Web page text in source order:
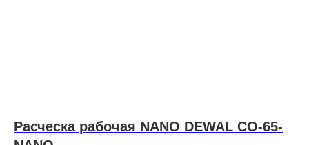
Расческа рабочая NANO DEWAL CO-65-